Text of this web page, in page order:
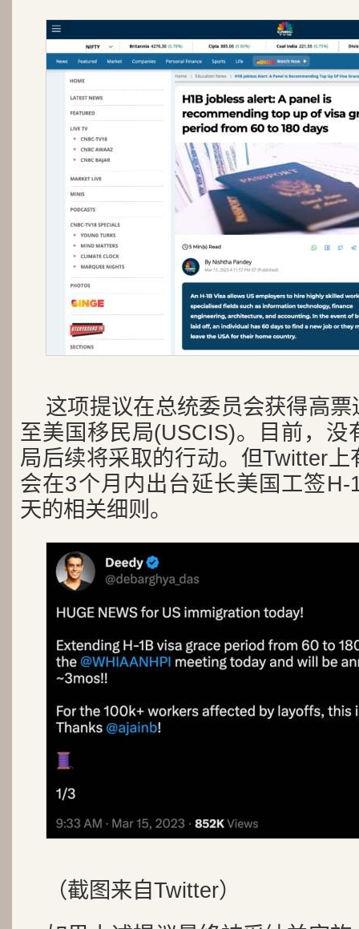
这项提议在总统委员会获得高
至美国移民局(USCIS)。目前，没
局后续将采取的行动。但Twitter
会在3个月内出台延长美国工签H-
天的相关细则。
（截图来自Twitter）